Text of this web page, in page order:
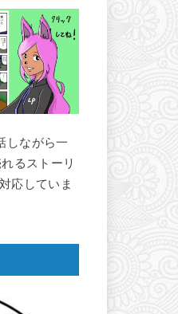
しながら一
るストーリ
応していま